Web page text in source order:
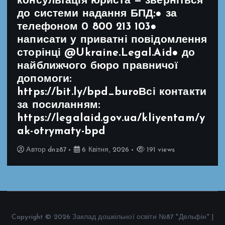
до системи надання БПД:● за
телефоном 0 800 213 103●
написати у приватні повідомлення
сторінці @Ukraine.Legal.Aid● до
найближчого бюро правничої
допомоги:
https://bit.ly/bpd_buroВсі контакти
за посиланням:
https://legalaid.gov.ua/kliyentam/y
ak-otrymaty-bpd
Авторdnz87 6 Квітня, 2026 191 views
Copyright © 2026 Заклад дошкільної освіти №87 "Дельфін" |